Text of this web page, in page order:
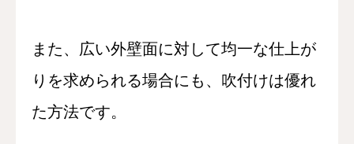
また、広い外壁面に対して均一な仕上が
りを求められる場合にも、吹付けは優れ
た方法です。